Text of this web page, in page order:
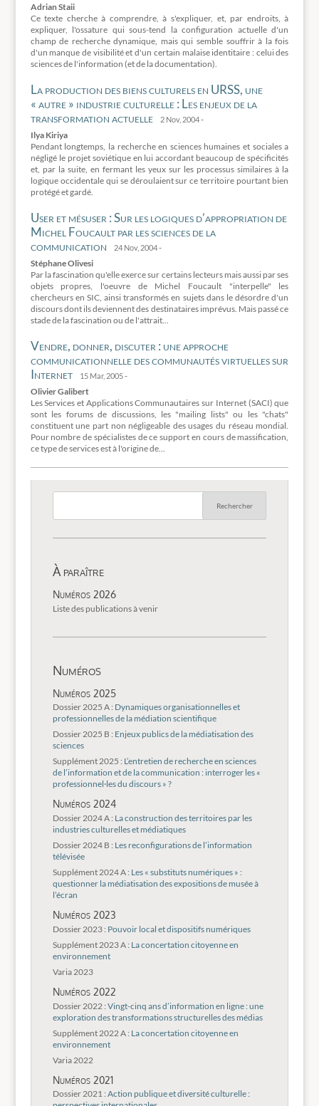
Adrian Staii
Ce texte cherche à comprendre, à s'expliquer, et, par endroits, à
expliquer, l'ossature qui sous-tend la configuration actuelle d'un
champ de recherche dynamique, mais qui semble souffrir à la fois
d'un manque de visibilité et d'un certain malaise identitaire : celui des
sciences de l'information (et de la documentation).
La production des biens culturels en URSS, une
« autre » industrie culturelle : Les enjeux de la
transformation actuelle
2 Nov, 2004-
Ilya Kiriya
Pendant longtemps, la recherche en sciences humaines et sociales a
négligé le projet soviétique en lui accordant beaucoup de spécificités
et, par la suite, en fermant les yeux sur les processus similaires à la
logique occidentale qui se déroulaient sur ce territoire pourtant bien
protégé et gardé.
User et mésuser : Sur les logiques d’appropriation de
Michel Foucault par les sciences de la
communication
24 Nov, 2004-
Stéphane Olivesi
Par la fascination qu'elle exerce sur certains lecteurs mais aussi par ses
objets propres, l'oeuvre de Michel Foucault "interpelle" les
chercheurs en SIC, ainsi transformés en sujets dans le désordre d'un
discours dont ils deviennent des destinataires imprévus. Mais passé ce
stade de la fascination ou de l'attrait...
Vendre, donner, discuter : une approche
communicationnelle des communautés virtuelles sur
Internet
15 Mar, 2005-
Olivier Galibert
Les Services et Applications Communautaires sur Internet (SACI) que
sont les forums de discussions, les "mailing lists" ou les "chats"
constituent une part non négligeable des usages du réseau mondial.
Pour nombre de spécialistes de ce support en cours de massification,
ce type de services est à l'origine de...
À paraître
Numéros 2026
Liste des publications à venir
Numéros
Numéros 2025
Dossier 2025 A : Dynamiques organisationnelles et
professionnelles de la médiation scientifique
Dossier 2025 B : Enjeux publics de la médiatisation des
sciences
Supplément 2025 : L’entretien de recherche en sciences
de l’information et de la communication : interroger les «
professionnel·les du discours » ?
Numéros 2024
Dossier 2024 A : La construction des territoires par les
industries culturelles et médiatiques
Dossier 2024 B : Les reconfigurations de l’information
télévisée
Supplément 2024 A : Les « substituts numériques » :
questionner la médiatisation des expositions de musée à
l’écran
Numéros 2023
Dossier 2023 : Pouvoir local et dispositifs numériques
Supplément 2023 A : La concertation citoyenne en
environnement
Varia 2023
Numéros 2022
Dossier 2022 : Vingt-cinq ans d’information en ligne : une
exploration des transformations structurelles des médias
Supplément 2022 A : La concertation citoyenne en
environnement
Varia 2022
Numéros 2021
Dossier 2021 : Action publique et diversité culturelle :